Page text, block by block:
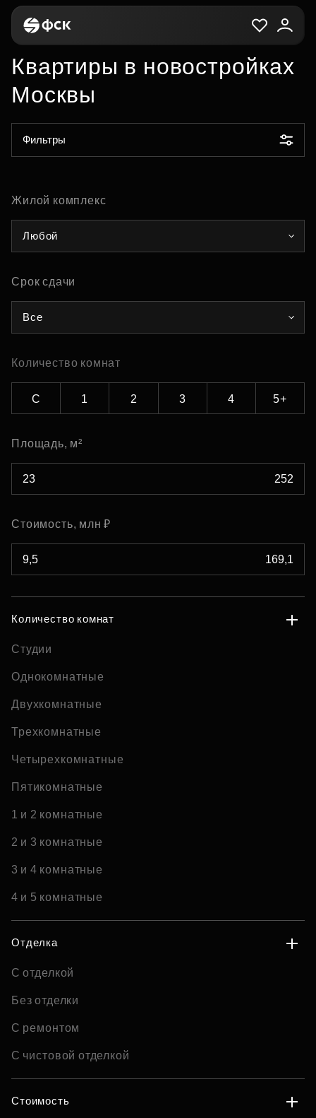
Квартиры в новостройках
Москвы
Фильтры
Жилой комплекс
Любой
Срок сдачи
Все
Количество комнат
С 1 2 3 4 5+
Площадь, м²
Стоимость, млн ₽
Количество комнат
Студии
Однокомнатные
Двухкомнатные
Трехкомнатные
Четырехкомнатные
Пятикомнатные
1 и 2 комнатные
2 и 3 комнатные
3 и 4 комнатные
4 и 5 комнатные
Отделка
С отделкой
Без отделки
С ремонтом
С чистовой отделкой
Стоимость